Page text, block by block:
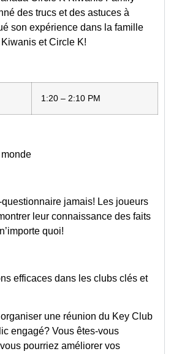
des trucs et des astuces à
son expérience dans la famille
et Circle K!
1:20 – 2:10 PM
jamais! Les joueurs
leur connaissance des faits
quoi!
efficaces dans les clubs clés et
une réunion du Key Club
engagé? Vous êtes-vous
pourriez améliorer vos